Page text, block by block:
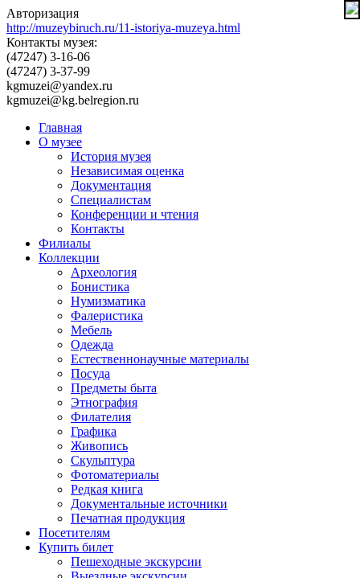
Авторизация
http://muzeybiruch.ru/11-istoriya-muzeya.html
Контакты музея:
(47247) 3-16-06
(47247) 3-37-99
kgmuzei@yandex.ru
kgmuzei@kg.belregion.ru
Главная
О музее
История музея
Независимая оценка
Документация
Специалистам
Конференции и чтения
Контакты
Филиалы
Коллекции
Археология
Бонистика
Нумизматика
Фалеристика
Мебель
Одежда
Естественнонаучные материалы
Посуда
Предметы быта
Этнография
Филателия
Графика
Живопись
Скульптура
Фотоматериалы
Редкая книга
Документальные источники
Печатная продукция
Посетителям
Купить билет
Пешеходные экскурсии